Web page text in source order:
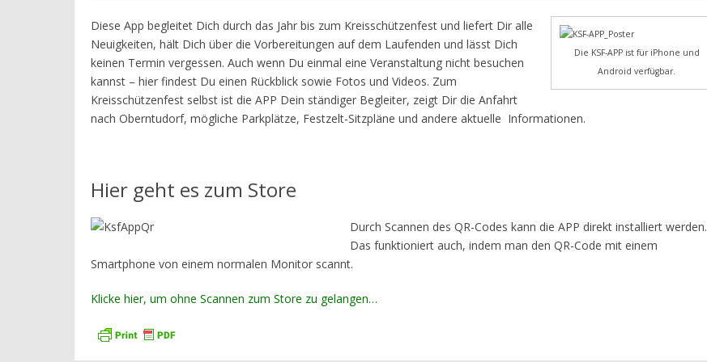
Die KSF-APP ist für iPhone und
Android verfügbar.
Diese App begleitet Dich durch das Jahr bis zum Kreisschützenfest und liefert Dir alle
Neuigkeiten, hält Dich über die Vorbereitungen auf dem Laufenden und lässt Dich
keinen Termin vergessen. Auch wenn Du einmal eine Veranstaltung nicht besuchen
kannst – hier findest Du einen Rückblick sowie Fotos und Videos. Zum
Kreisschützenfest selbst ist die APP Dein ständiger Begleiter, zeigt Dir die Anfahrt
nach Oberntudorf, mögliche Parkplätze, Festzelt-Sitzpläne und andere aktuelle Informationen.
Hier geht es zum Store
Durch Scannen des QR-Codes kann die APP direkt installiert werden.
Das funktioniert auch, indem man den QR-Code mit einem
Smartphone von einem normalen Monitor scannt.
Klicke hier, um ohne Scannen zum Store zu gelangen…